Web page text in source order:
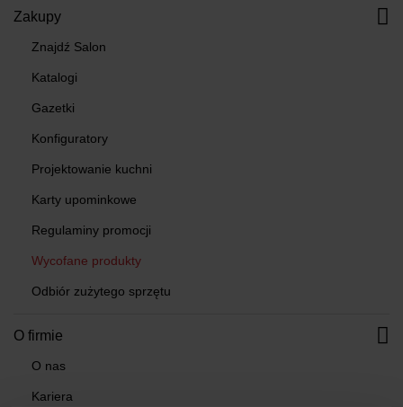
Zakupy
Znajdź Salon
Katalogi
Gazetki
Konfiguratory
Projektowanie kuchni
Karty upominkowe
Regulaminy promocji
Wycofane produkty
Odbiór zużytego sprzętu
O firmie
O nas
Kariera